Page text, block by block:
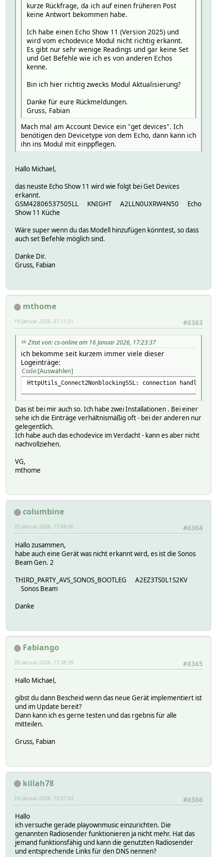
kurze Rückfrage, da ich auf einen früheren Post
keine Antwort bekommen habe.
Ich habe einen Echo Show 11 (Version 2025) und
wird vom echodevice Modul nicht richtig erkannt.
Es gibt nur sehr wenige Readings und gar keine Set
und Get Befehle wie ich es von anderen Echos
kenne.
Bin ich hier richtig zwecks Modul Aktualisierung?
Danke für eure Rückmeldungen.
Gruss, Fabian
Mach mal am Account Device ein "get devices". Ich
benötigen den Devicetype von dem Echo, dann kann ich
ihn ins Modul mit einppflegen.
Hallo Michael,
das neuste Echo Show 11 wird wie folgt bei Get Devices
erkannt.
GSM42806537505LL KNIGHT A2LLN0UXRW4N50 Echo
Show 11 Küche
Wäre super wenn du das Modell hinzufügen könntest, so dass
auch set Befehle möglich sind.
Danke Dir.
Gruss, Fabian
mthome
#6363
19 Januar 2026, 07:11:31
Zitat von: cs-online am 16 Januar 2026, 17:23:37
ich bekomme seit kurzem immer viele dieser
Logeinträge:
Code Auswählen
HttpUtils_Connect2NonblockingSSL: connection handle
Das ist bei mir auch so. Ich habe zwei Installationen . Bei einer
sehe ich die Einträge verhältnismäßig oft - bei der anderen nur
gelegentlich.
Ich habe auch das echodevice im Verdacht - kann es aber nicht
nachvollziehen.
VG,
mthome
columbine
#6364
20 Januar 2026, 17:08:06
Hallo zusammen,
habe auch eine Gerät was nicht erkannt wird, es ist die Sonos
Beam Gen. 2
THIRD_PARTY_AVS_SONOS_BOOTLEG A2EZ3TS0L1S2KV
Sonos Beam
Danke
Fabiango
#6365
20 Januar 2026, 17:38:39
Hallo Michael,
gibst du dann Bescheid wenn das neue Gerät implementiert ist
und im Update bereit?
Dann kann ich es gerne testen und das rgebnis für alle
mitteilen.
Gruss, Fabian
killah78
#6366
24 Januar 2026, 12:07:02
Hallo
ich versuche gerade playownmusic einzurichten. Die
genannten Radiosender funktionieren ja nicht mehr. Hat das
jemand funktionsfähig und kann die genutzten Radiosender
und entsprechende Links für den DNS nennen?